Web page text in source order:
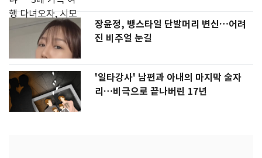
장윤정, 뱅스타일 단발머리 변신…어려
진 비주얼 눈길
'일타강사' 남편과 아내의 마지막 술자
리…비극으로 끝나버린 17년